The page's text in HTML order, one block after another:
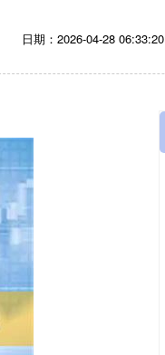
日期：2026-04-28 06:33:20